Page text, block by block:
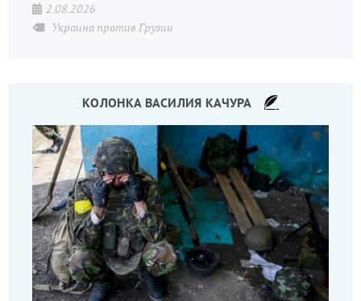
2.08.2026
Украина против Грузии
КОЛОНКА ВАСИЛИЯ КАЧУРА